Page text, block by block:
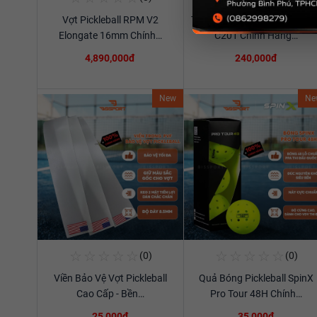
Vợt Pickleball RPM V2
Elongate 16mm Chính…
4,890,000đ
Túi Thể Thao Cầu Lông Ywyat
C201 Chính Hãng…
240,000đ
New
Xem chi tiết
(0)
Viền Bảo Vệ Vợt Pickleball
Cao Cấp - Bền…
Xem chi tiết
(0)
Quả Bóng Pickleball SpinX
Pro Tour 48H Chính…